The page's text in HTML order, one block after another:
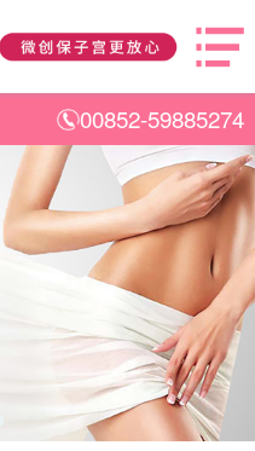
00852-59885274